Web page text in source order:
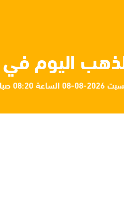
اليوم
08:20 صباحاً